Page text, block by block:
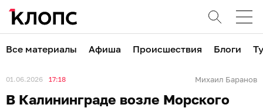
Все материалы Афиша Происшествия Блоги
01.06.2026 17:18 Михаил Баранов
В Калининграде возле Морского